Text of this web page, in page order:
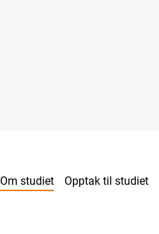
Om studiet Opptak til studiet